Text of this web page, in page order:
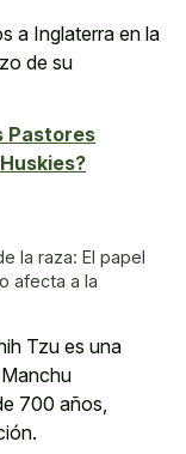
a Inglaterra en la
de su
Pastores
la raza: El papel
afecta a la
Tzu es una
700 años,